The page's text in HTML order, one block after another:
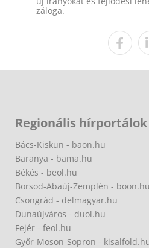
záloga.
Regionális hírportálok
Bács-Kiskun - baon.hu
Baranya - bama.hu
Békés - beol.hu
Borsod-Abaúj-Zemplén - boon.hu
Csongrád - delmagyar.hu
Dunaújváros - duol.hu
Fejér - feol.hu
Győr-Moson-Sopron -